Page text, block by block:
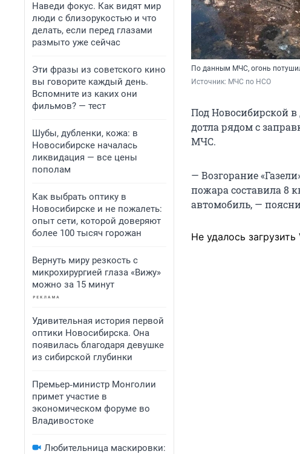
Наведи фокус. Как видят мир
люди с близорукостью и что
делать, если перед глазами
размыто уже сейчас
Эти фразы из советского кино
вы говорите каждый день.
Вспомните из каких они
фильмов? — тест
Шубы, дубленки, кожа: в
Новосибирске началась
ликвидация — все цены
пополам
Как выбрать оптику в
Новосибирске и не пожалеть:
опыт сети, которой доверяют
более 100 тысяч горожан
Вернуть миру резкость с
микрохирургией глаза «Вижу»
можно за 15 минут
Удивительная история первой
оптики Новосибирска. Она
появилась благодаря девушке
из сибирской глубинки
Премьер‑министр Монголии
примет участие в
экономическом форуме во
Владивостоке
Любительница маскировки:
По данным МЧС, огонь
Источник: МЧС по НСО
Под Новосибирской в
дотла рядом с
МЧС.
— Возгорание
пожара составила 8
автомобиль, —
Не удалось загрузить